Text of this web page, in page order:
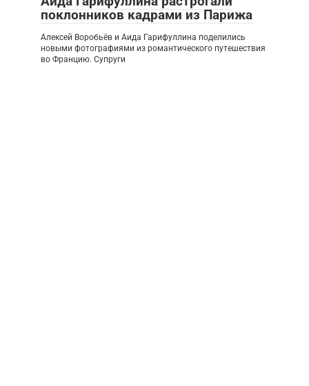
поклонников кадрами из Парижа
Алексей Воробьёв и Аида Гарифуллина поделились
новыми фотографиями из романтического путешествия
во Францию. Супруги